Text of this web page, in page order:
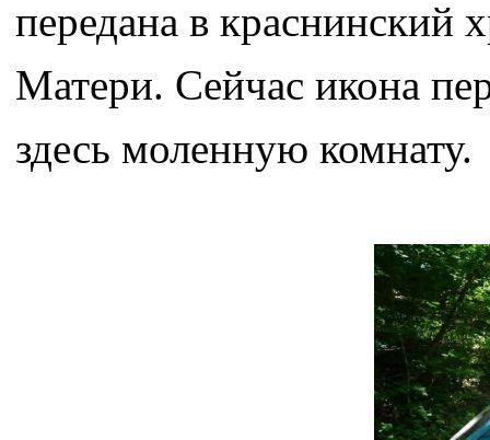
передана в
Матери. Сейчас икона
здесь моленную комнату.